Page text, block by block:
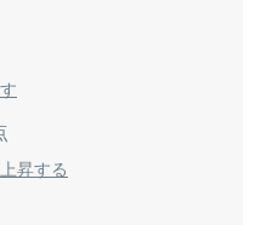
昇する